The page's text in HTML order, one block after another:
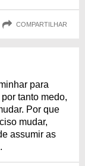
COMPARTILHAR
para
tanto medo,
Por que
mudar,
assumir as